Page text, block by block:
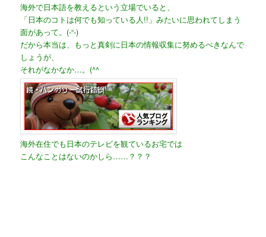
海外で日本語を教えるという立場でいると、
「日本のコトは何でも知っている人!!」みたいに思われてしまう
面があって。(-“-)
だから本当は、もっと真剣に日本の情報収集に努めるべきなんで
しょうが、
それがなかなか…。(^^ゞ
海外在住でも日本のテレビを観ているお宅では
こんなことはないのかしら……？？？